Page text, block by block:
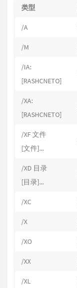
类型
/A
/M
/IA:
[RASHCNETO]
/XA:
[RASHCNETO]
/XF 文件
[文件]...
/XD 目录
[目录]...
/XC
/X
/XO
/XX
/XL